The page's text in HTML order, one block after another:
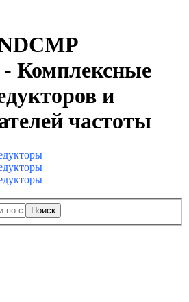
- Комплексные
и
частоты
Поиск